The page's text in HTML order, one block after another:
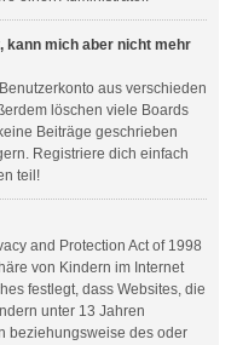
kann mich aber nicht mehr
aus verschieden
löschen viele Boards
Beiträge geschrieben
Registriere dich einfach
teil!
and Protection Act of 1998
von Kindern im Internet
festlegt, dass Websites, die
unter 13 Jahren
beziehungsweise des oder